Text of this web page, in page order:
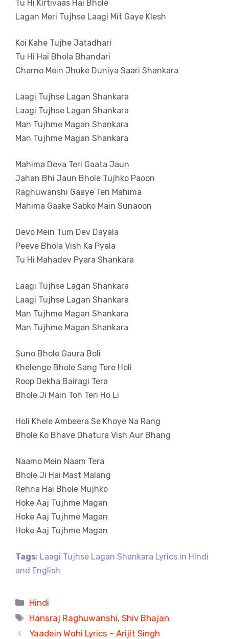
Tu Hi Kirtivaas Hai Bhole
Lagan Meri Tujhse Laagi Mit Gaye Klesh
Koi Kahe Tujhe Jatadhari
Tu Hi Hai Bhola Bhandari
Charno Mein Jhuke Duniya Saari Shankara
Laagi Tujhse Lagan Shankara
Laagi Tujhse Lagan Shankara
Man Tujhme Magan Shankara
Man Tujhme Magan Shankara
Mahima Deva Teri Gaata Jaun
Jahan Bhi Jaun Bhole Tujhko Paoon
Raghuwanshi Gaaye Teri Mahima
Mahima Gaake Sabko Main Sunaoon
Devo Mein Tum Dev Dayala
Peeve Bhola Vish Ka Pyala
Tu Hi Mahadev Pyara Shankara
Laagi Tujhse Lagan Shankara
Laagi Tujhse Lagan Shankara
Man Tujhme Magan Shankara
Man Tujhme Magan Shankara
Suno Bhole Gaura Boli
Khelenge Bhole Sang Tere Holi
Roop Dekha Bairagi Tera
Bhole Ji Main Toh Teri Ho Li
Holi Khele Ambeera Se Khoye Na Rang
Bhole Ko Bhave Dhatura Vish Aur Bhang
Naamo Mein Naam Tera
Bhole Ji Hai Mast Malang
Rehna Hai Bhole Mujhko
Hoke Aaj Tujhme Magan
Hoke Aaj Tujhme Magan
Hoke Aaj Tujhme Magan
Tags: Laagi Tujhse Lagan Shankara Lyrics in Hindi
and English
Categories
Hindi
Tags
Hansraj Raghuwanshi,Shiv Bhajan
Yaadein Wohi Lyrics – Arijit Singh